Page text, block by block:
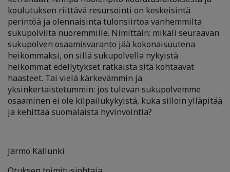
koulutuksen riittävä resursointi on keskeisintä
perintöä ja olennaisinta tulonsiirtoa vanhemmilta
sukupolvilta nuoremmille. Nimittäin: mikäli seuraavan
sukupolven osaamisvaranto jää kokonaisuutena
heikommaksi, on sillä sukupolvella nykyistä
heikommat edellytykset ratkaista sitä kohtaavat
haasteet. Tai vielä kärkevämmin ja
yksinkertaistetummin: jos tulevan sukupolvemme
osaaminen ei ole kilpailukykyistä, kuka silloin ylläpitää
ja kehittää suomalaista hyvinvointia?
Jarmo Kallunki